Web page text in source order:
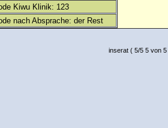
Kiwu Klinik: 123
nach Absprache: der Rest
inserat( 5/5 5 von 5